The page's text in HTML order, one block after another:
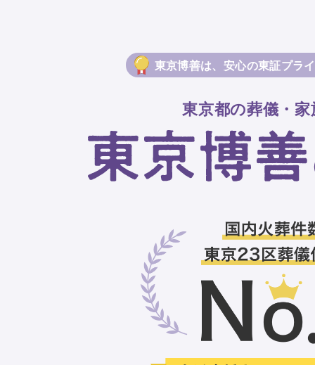
東京博善は、安心の東証プラ
東京都の葬儀・